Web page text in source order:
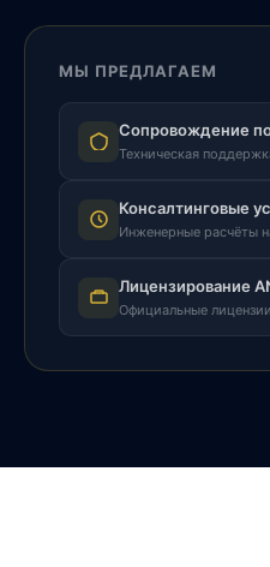
МЫ ПРЕДЛАГАЕМ
Сопровождение
Техническая
Консалтинговые
Инженерные расчёты
Лицензирование
Официальные